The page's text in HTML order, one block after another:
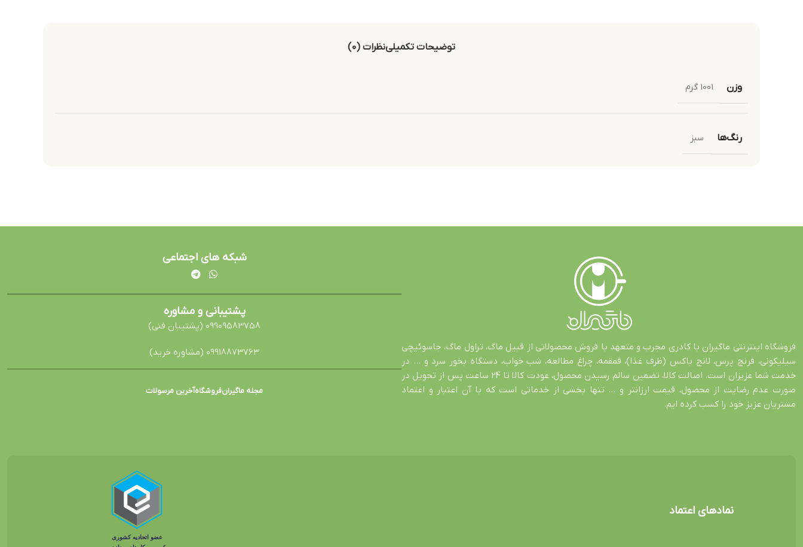
توضیحات تکمیلینظرات (0)
وزن 1001 گرم
رنگ‌ها سبز
فروشگاه اینترنتی ماگیران با کادری مجرب و متعهد با فروش محصولاتی از قبیل ماگ، تراول ماگ، جاسوئیچی
سیلیکونی، فرنچ پرس، لانچ باکس (ظرف غذا)، قمقمه، چراغ مطالعه، شب خواب، دستگاه بخور سرد و … در
خدمت شما عزیزان است. اصالت کالا، تضمین سالم رسیدن محصول، عودت کالا تا 24 ساعت پس از تحویل در
صورت عدم رضایت از محصول، قیمت ارزانتر و … تنها بخشی از خدماتی است که با آن اعتبار و اعتماد
مشتریان عزیز خود را کسب کرده ایم.
شبکه های اجتماعی
پشتیبانی و مشاوره
09909583758 (پشتیبان فنی)
09918873763 (مشاوره خرید)
مجله ماگیرانفروشگاهآخرین مرسولات
نمادهای اعتماد